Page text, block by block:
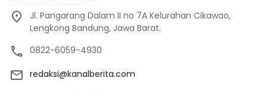
Jl. Pangarang Dalam II no 7A Kelurahan Cikawao,
Lengkong Bandung, Jawa Barat.
0822-6059-4930
redaksi@kanalberita.com